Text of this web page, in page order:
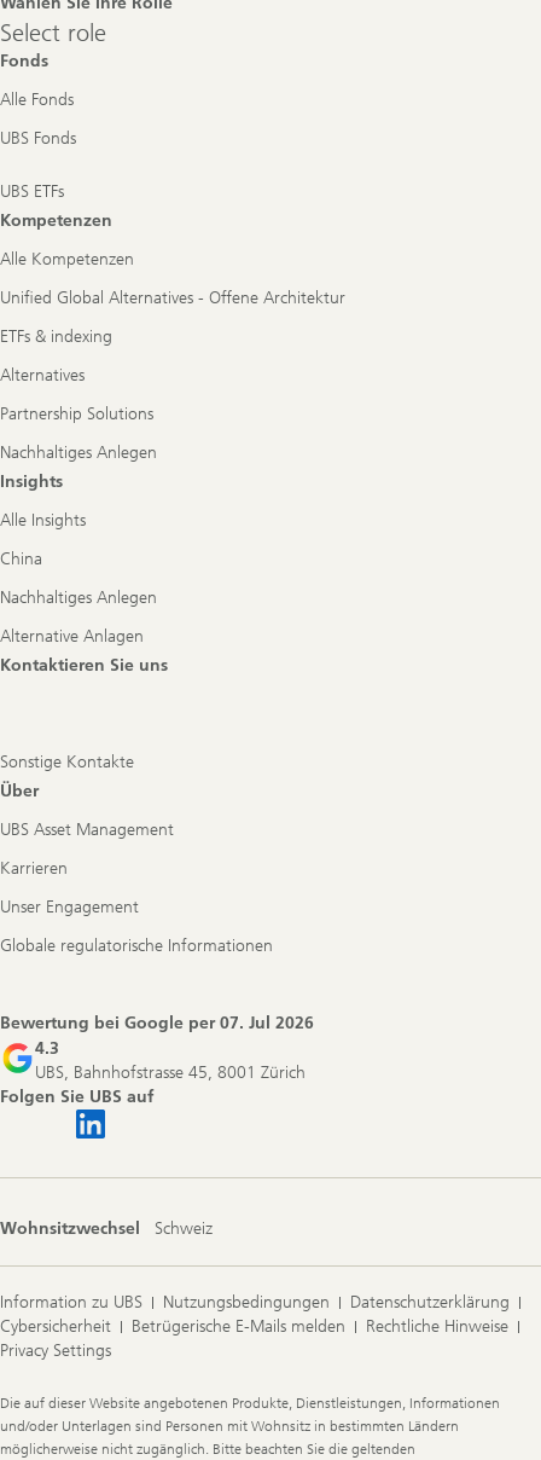
Select
role
Select role
Fonds
Alle Fonds
UBS Fonds
UBS ETFs
Kompetenzen
Alle Kompetenzen
Unified Global Alternatives - Offene Architektur
ETFs & indexing
Alternatives
Partnership Solutions
Nachhaltiges Anlegen
Insights
Alle Insights
China
Nachhaltiges Anlegen
Alternative Anlagen
Kontaktieren Sie uns
Sonstige Kontakte
Über
UBS Asset Management
Karrieren
Unser Engagement
Globale regulatorische Informationen
Bewertung bei Google per07. Jul 2026
4.3
UBS, Bahnhofstrasse 45, 8001 Zürich
Folgen Sie UBS auf
Wohnsitzwechsel Schweiz
Information zu UBS Nutzungsbedingungen
Datenschutzerklärung
Cybersicherheit
Betrügerische E-Mails melden
Rechtliche Hinweise
Privacy Settings
Legal
Information
Die auf dieser Website angebotenen Produkte, Dienstleistungen, Informationen
und/oder Unterlagen sind Personen mit Wohnsitz in bestimmten Ländern
möglicherweise nicht zugänglich. Bitte beachten Sie die geltenden